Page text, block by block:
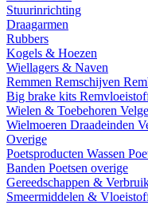
Stuurinrichting
Draagarmen
Rubbers
Kogels & Hoezen
Wiellagers & Naven
Remmen Remschijven
Big brake kits
Wielen & Toebehoren
Wielmoeren Draadeinden
Overige
Poetsproducten Wassen
Banden Poetsen overige
Gereedschappen &
Smeermiddelen &